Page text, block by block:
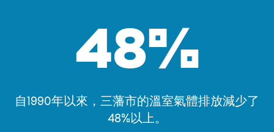
48%
自1990年以來，三藩市的溫室氣體排放減少了
48%以上。